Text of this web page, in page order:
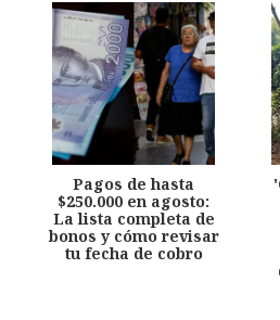
Pagos de hasta
$250.000 en agosto:
La lista completa de
bonos y cómo revisar
tu fecha de cobro